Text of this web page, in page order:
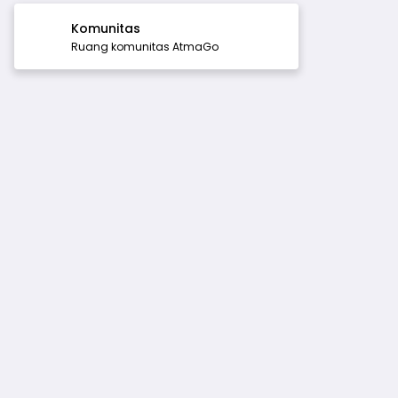
Komunitas
Ruang komunitas AtmaGo